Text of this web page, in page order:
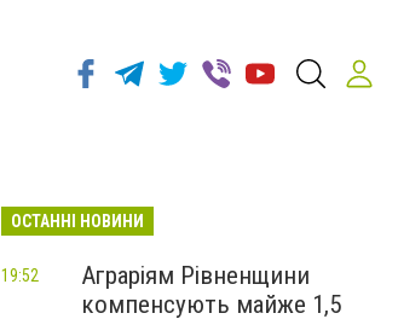
ОСТАННІ НОВИНИ
Аграріям Рівненщини
компенсують майже 1,5
19:52